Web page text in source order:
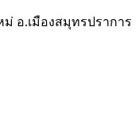
ม่ อ.เมืองสมุทรปราการ